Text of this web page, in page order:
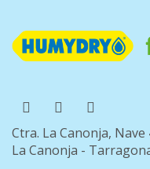
Ctra. La Canonja, Nave
La Canonja -